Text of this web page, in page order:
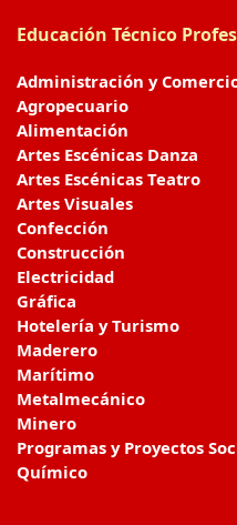
Educación Técnico
Administración y
Agropecuario
Alimentación
Artes Escénicas Danza
Artes Escénicas Teatro
Artes Visuales
Confección
Construcción
Electricidad
Gráfica
Hotelería y Turismo
Maderero
Marítimo
Metalmecánico
Minero
Programas y Proyectos
Químico